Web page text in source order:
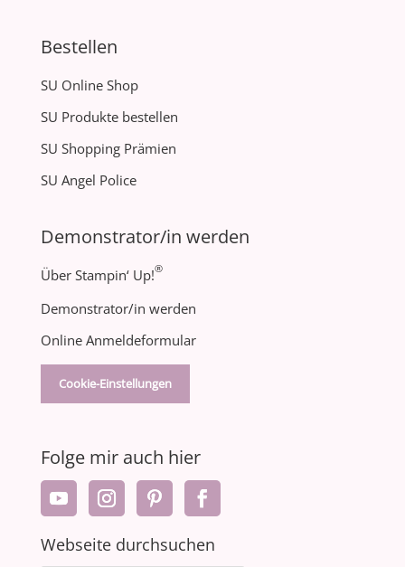
Bestellen
SU Online Shop
SU Produkte bestellen
SU Shopping Prämien
SU Angel Police
Demonstrator/in werden
Über Stampin‘ Up!®
Demonstrator/in werden
Online Anmeldeformular
Cookie-Einstellungen
Folge mir auch hier
Webseite durchsuchen